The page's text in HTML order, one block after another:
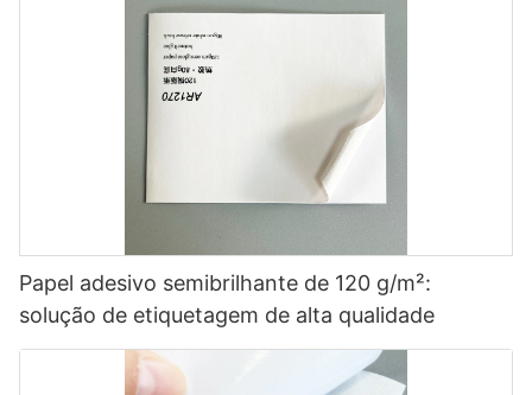
Papel adesivo semibrilhante de 120 g/m²:
solução de etiquetagem de alta qualidade